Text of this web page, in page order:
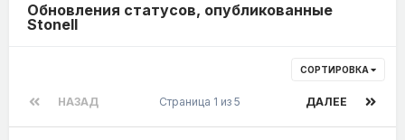
Обновления статусов, опубликованные
Stonell
СОРТИРОВКА
НАЗАД ДАЛЕЕ
Страница 1 из 5